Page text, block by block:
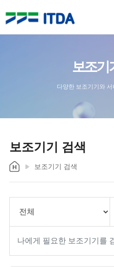
보조기
다양한 보조기기와
보조기기 검색
보조기기 검색